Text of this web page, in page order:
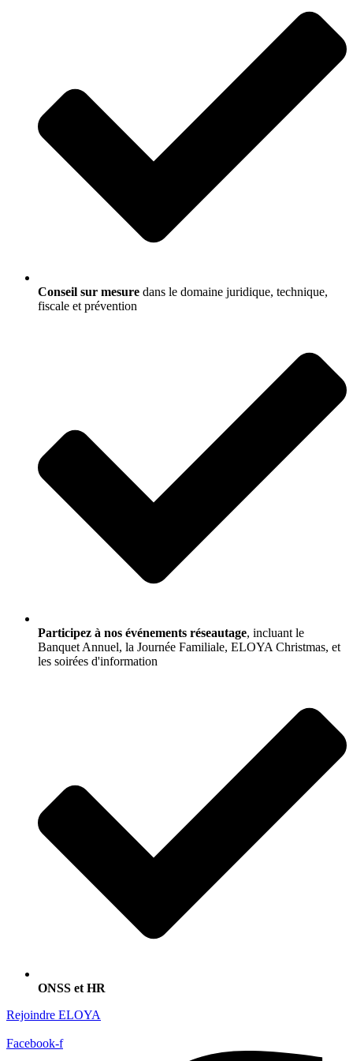
Conseil sur mesure dans le domaine juridique, technique,
fiscale et prévention
Participez à nos événements réseautage, incluant le
Banquet Annuel, la Journée Familiale, ELOYA Christmas, et
les soirées d'information
ONSS et HR
Rejoindre ELOYA
Facebook-f